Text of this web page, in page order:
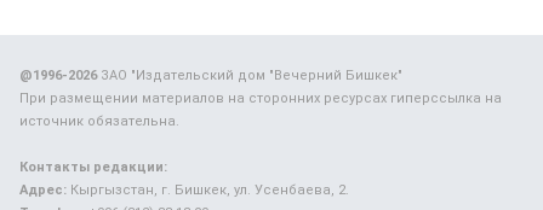
@1996-2026ЗАО "Издательский дом "Вечерний Бишкек"
При размещении материалов на сторонних ресурсах гиперссылка на
источник обязательна.
Контакты редакции:
Адрес: Кыргызстан, г. Бишкек, ул. Усенбаева, 2.